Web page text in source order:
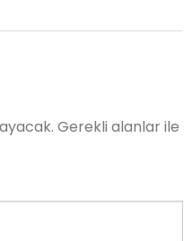
Gerekli alanlar ile